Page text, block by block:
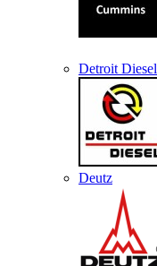
Detroit Diesel
Deutz